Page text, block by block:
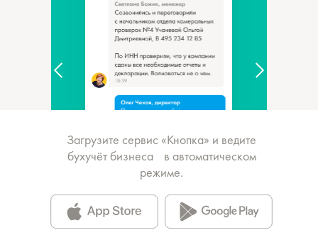
Загрузите сервис «Кнопка» и ведите
бухучёт бизнеса в автоматическом
режиме.